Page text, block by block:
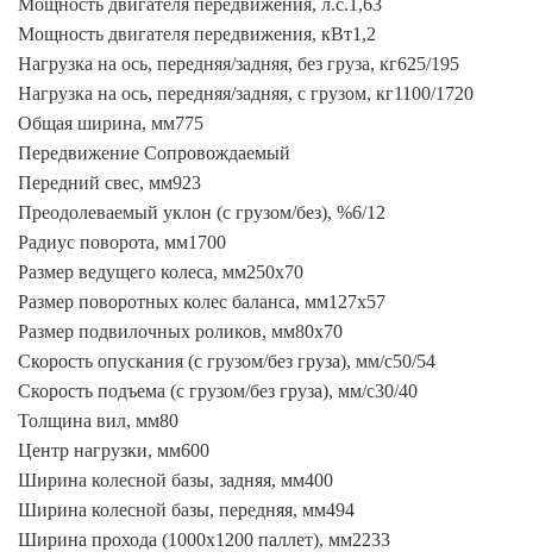
Мощность двигателя передвижения, л.с.1,63
Мощность двигателя передвижения, кВт1,2
Нагрузка на ось, передняя/задняя, без груза, кг625/195
Нагрузка на ось, передняя/задняя, с грузом, кг1100/1720
Общая ширина, мм775
Передвижение Сопровождаемый
Передний свес, мм923
Преодолеваемый уклон (с грузом/без), %6/12
Радиус поворота, мм1700
Размер ведущего колеса, мм250х70
Размер поворотных колес баланса, мм127х57
Размер подвилочных роликов, мм80х70
Скорость опускания (с грузом/без груза), мм/с50/54
Скорость подъема (с грузом/без груза), мм/с30/40
Толщина вил, мм80
Центр нагрузки, мм600
Ширина колесной базы, задняя, мм400
Ширина колесной базы, передняя, мм494
Ширина прохода (1000х1200 паллет), мм2233